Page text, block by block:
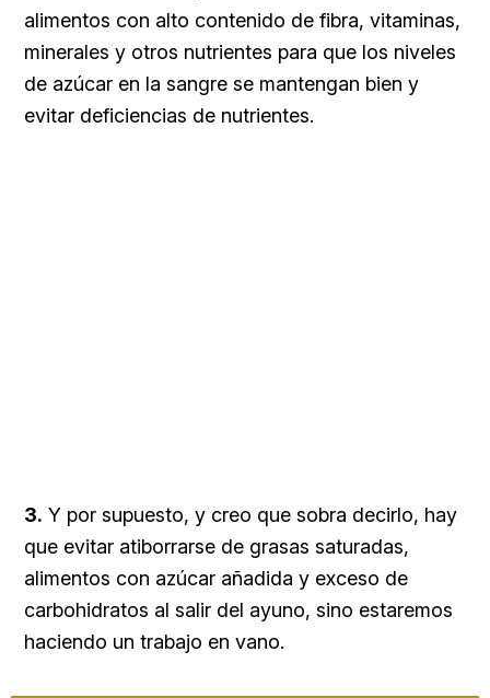
alimentos con alto contenido de fibra, vitaminas,
minerales y otros nutrientes para que los niveles
de azúcar en la sangre se mantengan bien y
evitar deficiencias de nutrientes.
3. Y por supuesto, y creo que sobra decirlo, hay
que evitar atiborrarse de grasas saturadas,
alimentos con azúcar añadida y exceso de
carbohidratos al salir del ayuno, sino estaremos
haciendo un trabajo en vano.